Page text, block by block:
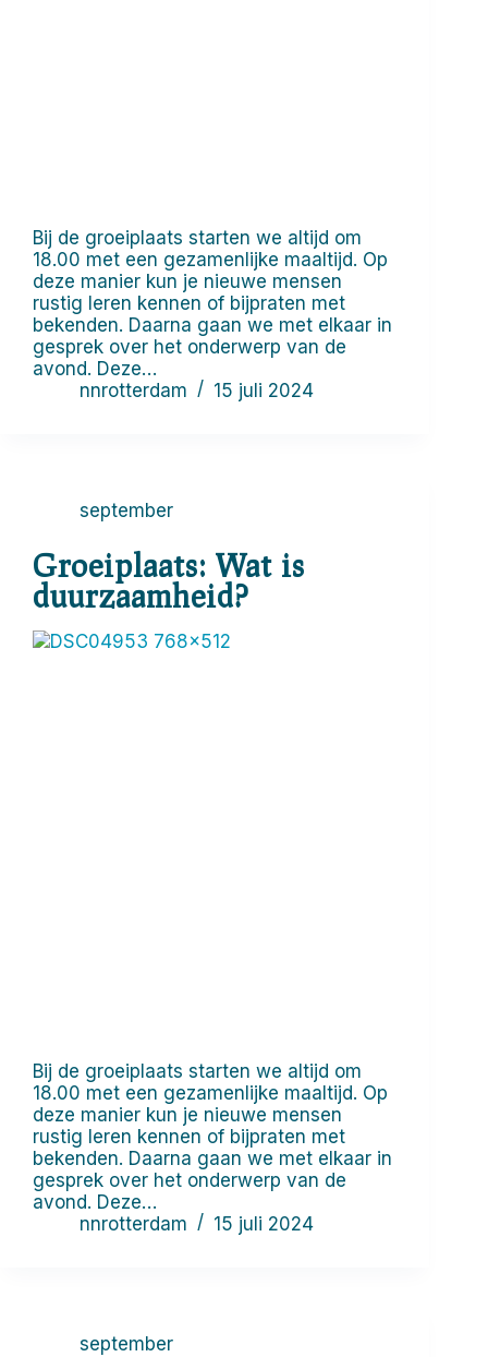
Bij de groeiplaats starten we altijd om
18.00 met een gezamenlijke maaltijd. Op
deze manier kun je nieuwe mensen
rustig leren kennen of bijpraten met
bekenden. Daarna gaan we met elkaar in
gesprek over het onderwerp van de
avond. Deze…
nnrotterdam
15 juli 2024
september
Groeiplaats: Wat is
duurzaamheid?
Bij de groeiplaats starten we altijd om
18.00 met een gezamenlijke maaltijd. Op
deze manier kun je nieuwe mensen
rustig leren kennen of bijpraten met
bekenden. Daarna gaan we met elkaar in
gesprek over het onderwerp van de
avond. Deze…
nnrotterdam
15 juli 2024
september